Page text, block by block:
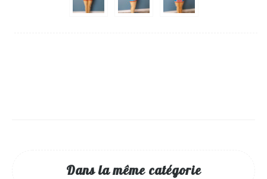
Dans la même catégorie